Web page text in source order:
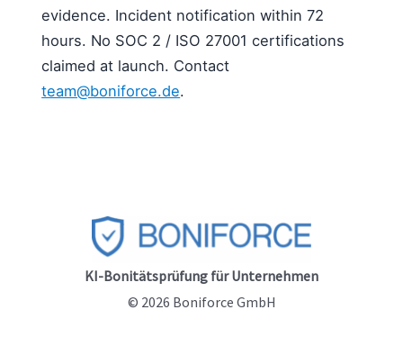
evidence. Incident notification within 72
hours. No SOC 2 / ISO 27001 certifications
claimed at launch. Contact
team@boniforce.de.
KI-Bonitätsprüfung für Unternehmen
© 2026 Boniforce GmbH